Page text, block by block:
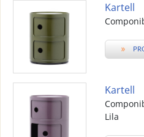
Kartell
»
Kartell
Lila